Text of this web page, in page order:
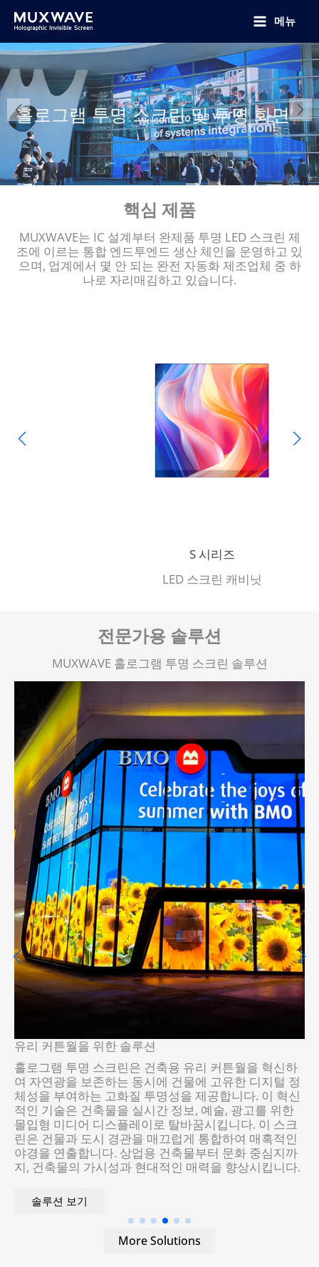
容
메뉴
홀로그램 투명 스크린 및 투명 화면
MUXWAVE 홀로그램 투명 스크린
M 시리즈
홀로그램 투명 스크린 및 투명 화면
MUXWAVE 홀로그램 투명 스크린
핵심 제품
MUXWAVE는 IC 설계부터 완제품 투명 LED 스크린 제
조에 이르는 통합 엔드투엔드 생산 체인을 운영하고 있
으며, 업계에서 몇 안 되는 완전 자동화 제조업체 중 하
나로 자리매김하고 있습니다.
LED 스크린 캐비닛
전문가용 솔루션
MUXWAVE 홀로그램 투명 스크린 솔루션
전시 및 쇼룸을 위한 솔루션
홀로그램 인비저블 스크린은 전시 및 쇼룸에 탁월한 가
치를 제공합니다. 고해상도 이미지와 결합된 투명성은
매혹적인 비주얼을 만들어내어 시청자를 미래지향적인
경험에 몰입하게 합니다. 이러한 혁신은 기존의 디스플
레이를 뛰어넘어 제품, 정보, 스토리를 매끄럽게 통합하
여 참여도를 높입니다. 비즈니스 박람회, 박물관, 브랜
드 쇼케이스 등 어떤 곳에서든 LED 투명 스크린은 매혹
적인 분위기를 연출하여 시선을 사로잡고 지울 수 없는
More Solutions